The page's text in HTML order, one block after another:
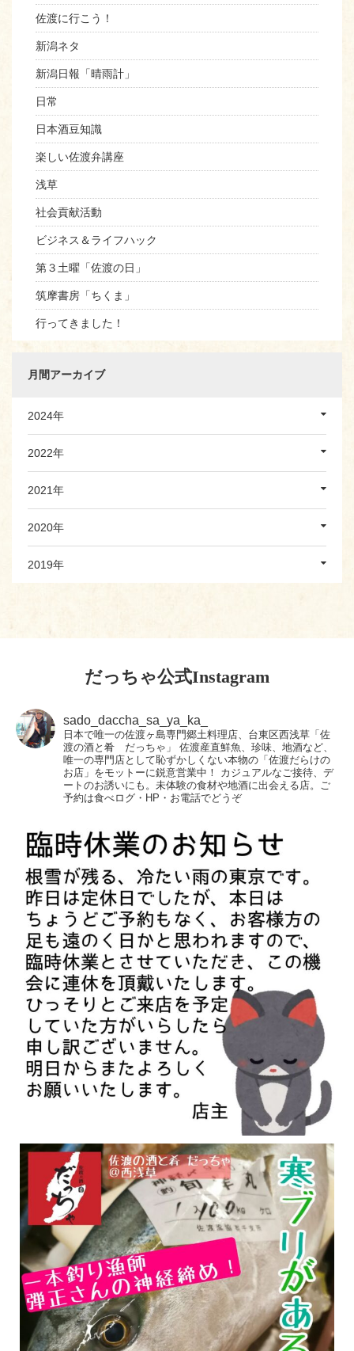
佐渡に行こう！
新潟ネタ
新潟日報「晴雨計」
日常
日本酒豆知識
楽しい佐渡弁講座
浅草
社会貢献活動
ビジネス＆ライフハック
第３土曜「佐渡の日」
筑摩書房「ちくま」
行ってきました！
月間アーカイブ
2024年
2022年
2021年
2020年
2019年
だっちゃ公式Instagram
sado_daccha_sa_ya_ka_
日本で唯一の佐渡ヶ島専門郷土料理店、台東区西浅草「佐
渡の酒と肴 だっちゃ」
佐渡産直鮮魚、珍味、地酒など、
唯一の専門店として恥ずかしくない本物の「佐渡だらけの
お店」をモットーに鋭意営業中！
カジュアルなご接待、デ
ートのお誘いにも。未体験の食材や地酒に出会える店。ご
予約は食べログ・HP・お電話でどうぞ